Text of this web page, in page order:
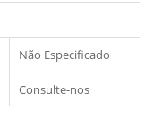
Não Especificado
Consulte-nos